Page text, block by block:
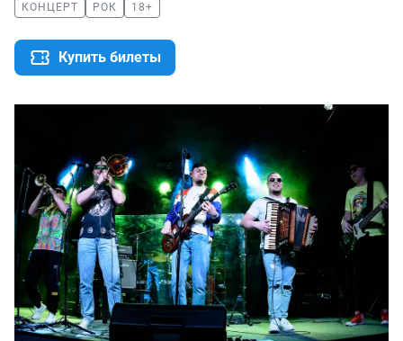
КОНЦЕРТ РОК 18+
Купить билеты